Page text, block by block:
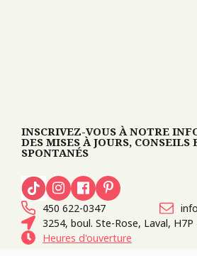
INSCRIVEZ-VOUS À NOTRE
DES MISES À JOURS, CONSEILS
SPONTANÉS
450 622-0347
3254, boul. Ste-Rose, Laval, H7P
Heures d'ouverture